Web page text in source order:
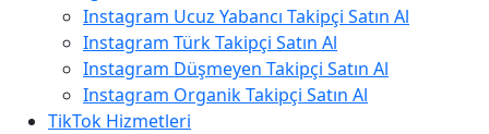
Instagram Ucuz Yabancı Takipçi Satın Al
Instagram Türk Takipçi Satın Al
Instagram Düşmeyen Takipçi Satın Al
Instagram Organik Takipçi Satın Al
TikTok Hizmetleri